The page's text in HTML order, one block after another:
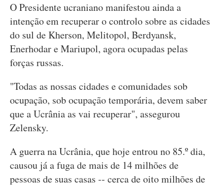
O Presidente ucraniano manifestou ainda a
intenção em recuperar o controlo sobre as cidades
do sul de Kherson, Melitopol, Berdyansk,
Enerhodar e Mariupol, agora ocupadas pelas
forças russas.
"Todas as nossas cidades e comunidades sob
ocupação, sob ocupação temporária, devem saber
que a Ucrânia as vai recuperar", assegurou
Zelensky.
A guerra na Ucrânia, que hoje entrou no 85.º dia,
causou já a fuga de mais de 14 milhões de
pessoas de suas casas -- cerca de oito milhões de